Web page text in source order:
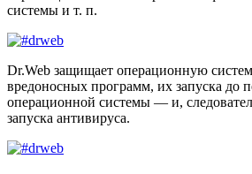
системы и т. п.
Dr.Web защищает операционную
вредоносных программ, их запуска до
операционной системы — и,
запуска антивируса.